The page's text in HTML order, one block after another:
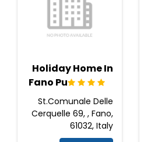
Holiday Home In
Fano Pu
St.Comunale Delle
Cerquelle 69, , Fano,
61032, Italy